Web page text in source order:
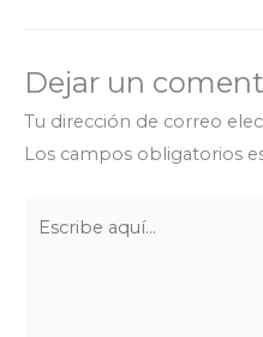
Dejar un
Tu dirección de correo
Los campos obligatorios